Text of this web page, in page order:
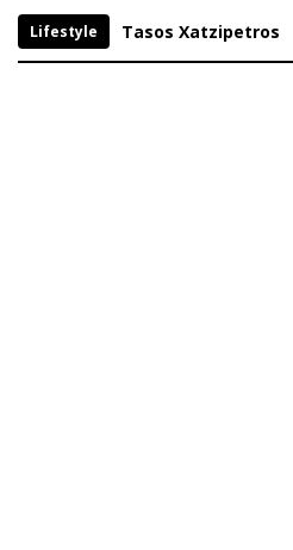
Lifestyle Tasos Xatzipetros